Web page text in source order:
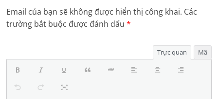
Email của bạn sẽ không được hiển thị công khai. Các
trường bắt buộc được đánh dấu*
Trực quan Mã